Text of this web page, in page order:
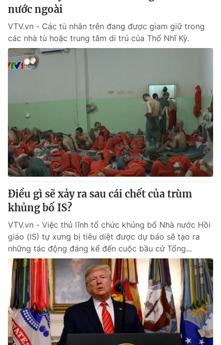
nước ngoài
VTV.vn - Các tù nhân trên đang được giam giữ trong
các nhà tù hoặc trung tâm di trú của Thổ Nhĩ Kỳ.
Điều gì sẽ xảy ra sau cái chết của trùm
khủng bố IS?
VTV.vn - Việc thủ lĩnh tổ chức khủng bố Nhà nước Hồi
giáo (IS) tự xưng bị tiêu diệt được dự báo sẽ tạo ra
những tác động đáng kể đến cuộc bầu cử Tổng...